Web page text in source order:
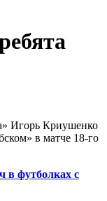
Игорь Криушенко
в матче 18-го
в футболках с